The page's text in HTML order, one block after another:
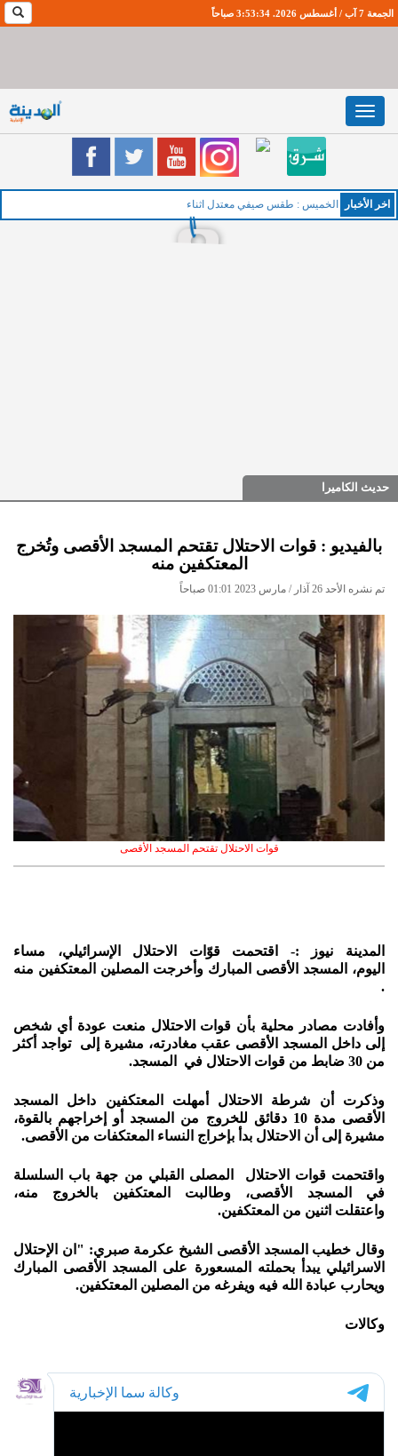
الجمعة 7 آب / أغسطس 2026. 3:53:36 صباحاً
Toggle
navigation
اخر اﻷخبار الخميس : طقس صيفي معتدل اثناء النهار ولطيف
حديث الكاميرا
بالفيديو : قوات الاحتلال تقتحم المسجد الأقصى وتُخرج
المعتكفين منه
تم نشره الأحد 26 آذار / مارس 2023 01:01 صباحاً
قوات الاحتلال تقتحم المسجد الأقصى
المدينة نيوز :- اقتحمت قوّات الاحتلال الإسرائيلي، مساء
اليوم، المسجد الأقصى المبارك وأخرجت المصلين المعتكفين منه
.
وأفادت مصادر محلية بأن قوات الاحتلال منعت عودة أي شخص
إلى داخل المسجد الأقصى عقب مغادرته، مشيرة إلى تواجد أكثر
من 30 ضابط من قوات الاحتلال في المسجد.
وذكرت أن شرطة الاحتلال أمهلت المعتكفين داخل المسجد
الأقصى مدة 10 دقائق للخروج من المسجد أو إخراجهم بالقوة،
مشيرة إلى أن الاحتلال بدأ بإخراج النساء المعتكفات من الأقصى.
واقتحمت قوات الاحتلال المصلى القبلي من جهة باب السلسلة
في المسجد الأقصى، وطالبت المعتكفين بالخروج منه،
واعتقلت اثنين من المعتكفين.
وقال خطيب المسجد الأقصى الشيخ عكرمة صبري: "ان الإحتلال
الاسرائيلي يبدأ بحملته المسعورة على المسجد الأقصى المبارك
ويحارب عبادة الله فيه ويفرغه من المصلين المعتكفين.
وكالات